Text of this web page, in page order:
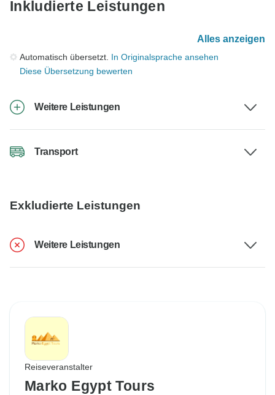
Inkludierte Leistungen
Alles anzeigen
Automatisch übersetzt. In Originalsprache ansehen
Diese Übersetzung bewerten
Weitere Leistungen
Transport
Exkludierte Leistungen
Weitere Leistungen
Reiseveranstalter
Marko Egypt Tours